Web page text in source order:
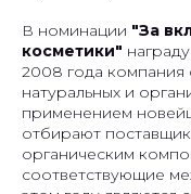
В номинации "За
косметики"
2008 года компания
натуральных и
применением
отбирают
органическим
соответствующие